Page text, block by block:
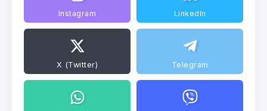
Instagram LinkedIn
X (Twitter) Telegram